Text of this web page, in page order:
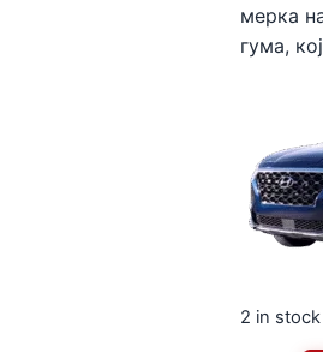
мерка
гума,
2 in stock